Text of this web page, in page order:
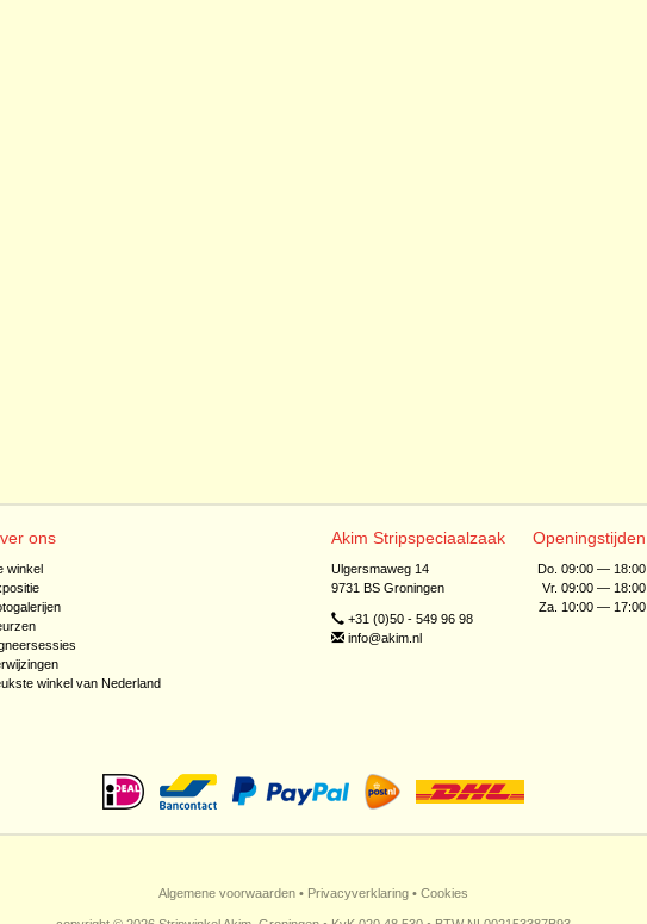
ons
winkel
winkel van Nederland
Akim Stripspeciaalzaak
Ulgersmaweg 14
9731 BS Groningen
+31 (0)50 - 549 96 98
info@akim.nl
Openingstijden
Do. 09:00 — 18:00
Vr. 09:00 — 18:00
Za. 10:00 — 17:00
Algemene voorwaarden • Privacyverklaring • Cookies